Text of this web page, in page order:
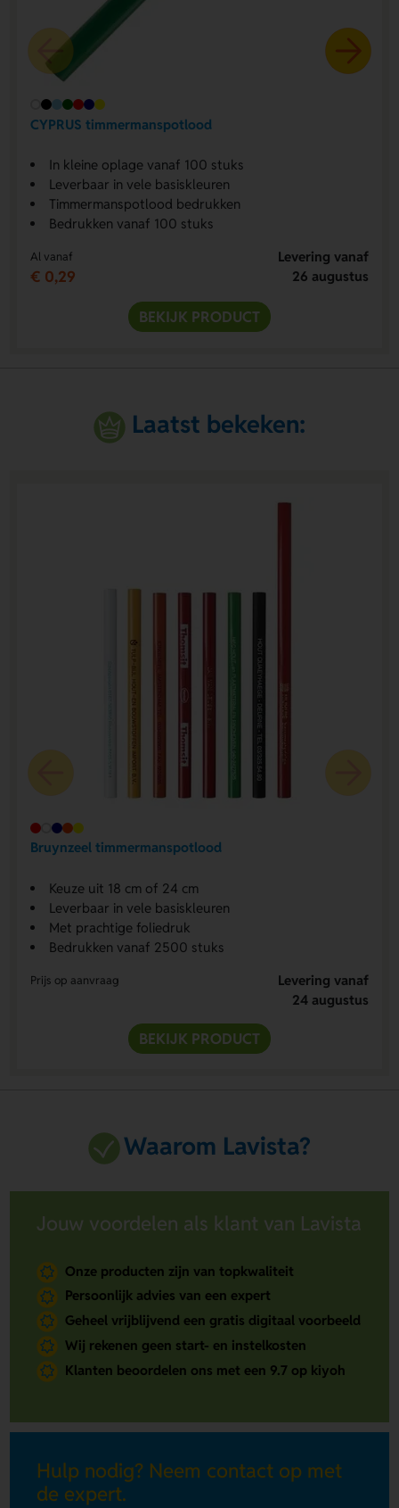
CYPRUS timmermanspotlood
In kleine oplage vanaf 100 stuks
Leverbaar in vele basiskleuren
Timmermanspotlood bedrukken
Bedrukken vanaf 100 stuks
Al vanaf
€ 0,29
Levering vanaf
26 augustus
BEKIJK PRODUCT
Laatst bekeken:
Bruynzeel timmermanspotlood
Keuze uit 18 cm of 24 cm
Leverbaar in vele basiskleuren
Met prachtige foliedruk
Bedrukken vanaf 2500 stuks
Prijs op aanvraag
Levering vanaf
24 augustus
BEKIJK PRODUCT
Waarom Lavista?
Jouw voordelen als klant van Lavista
Onze producten zijn van topkwaliteit
Persoonlijk advies van een expert
Geheel vrijblijvend een gratis digitaal voorbeeld
Wij rekenen geen start- en instelkosten
Klanten beoordelen ons met een 9.7 op kiyoh
Hulp nodig? Neem contact op met
de expert.